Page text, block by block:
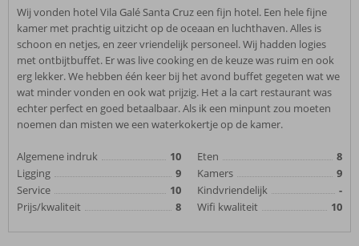
Wij vonden hotel Vila Galé Santa Cruz een fijn hotel. Een hele fijne
kamer met prachtig uitzicht op de oceaan en luchthaven. Alles is
schoon en netjes, en zeer vriendelijk personeel. Wij hadden logies
met ontbijtbuffet. Er was live cooking en de keuze was ruim en ook
erg lekker. We hebben één keer bij het avond buffet gegeten wat we
wat minder vonden en ook wat prijzig. Het a la cart restaurant was
echter perfect en goed betaalbaar. Als ik een minpunt zou moeten
noemen dan misten we een waterkokertje op de kamer.
Algemene indruk
10
Ligging
9
Service
10
Prijs/kwaliteit
8
Eten
8
Kamers
9
Kindvriendelijk
-
Wifi kwaliteit
10